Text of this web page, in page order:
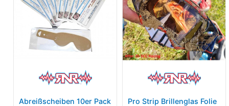
Abreißscheiben 10er Pack
Pro Strip Brillenglas Folie